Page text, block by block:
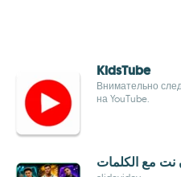
KidsTube
Внимательно
на YouTube.
نت مع الكلمات